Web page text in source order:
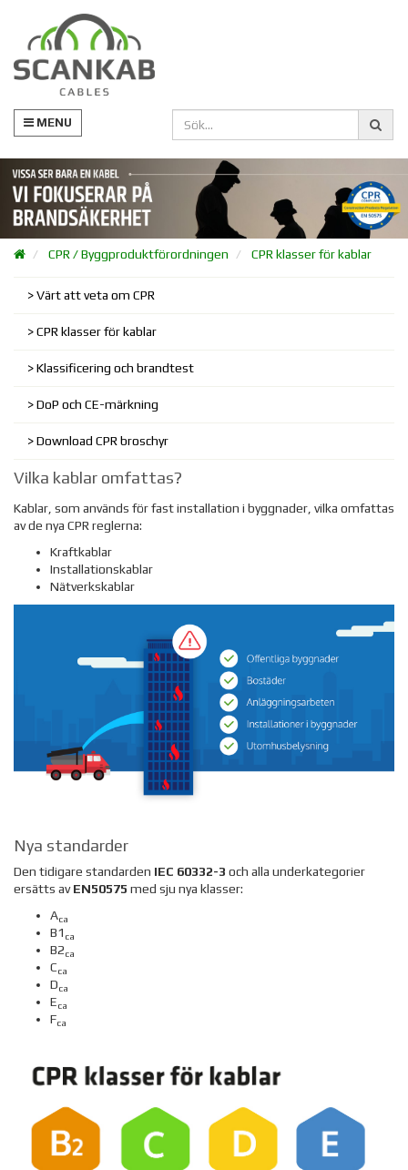
MENU
CPR / Byggproduktförordningen CPR klasser för kablar
Värt att veta om CPR
CPR klasser för kablar
Klassificering och brandtest
DoP och CE-märkning
Download CPR broschyr
Vilka kablar omfattas?
Kablar, som används för fast installation i byggnader, vilka omfattas
av de nya CPR reglerna:
Kraftkablar
Installationskablar
Nätverkskablar
Nya standarder
Den tidigare standarden IEC 60332-3 och alla underkategorier
ersätts avEN50575 med sju nya klasser:
Aca
B1 ca
B2ca
Cca
Dca
Eca
Fca